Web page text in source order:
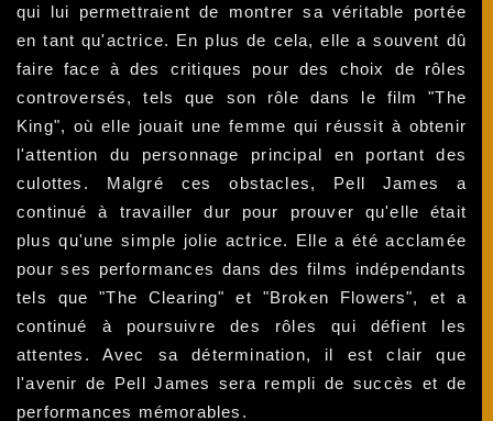
qui lui permettraient de montrer sa véritable portée
en tant qu'actrice. En plus de cela, elle a souvent dû
faire face à des critiques pour des choix de rôles
controversés, tels que son rôle dans le film "The
King", où elle jouait une femme qui réussit à obtenir
l'attention du personnage principal en portant des
culottes. Malgré ces obstacles, Pell James a
continué à travailler dur pour prouver qu'elle était
plus qu'une simple jolie actrice. Elle a été acclamée
pour ses performances dans des films indépendants
tels que "The Clearing" et "Broken Flowers", et a
continué à poursuivre des rôles qui défient les
attentes. Avec sa détermination, il est clair que
l'avenir de Pell James sera rempli de succès et de
performances mémorables.